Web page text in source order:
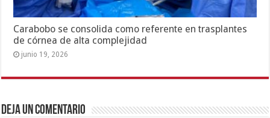
Carabobo se consolida como referente en trasplantes
de córnea de alta complejidad
junio 19, 2026
Deja un comentario